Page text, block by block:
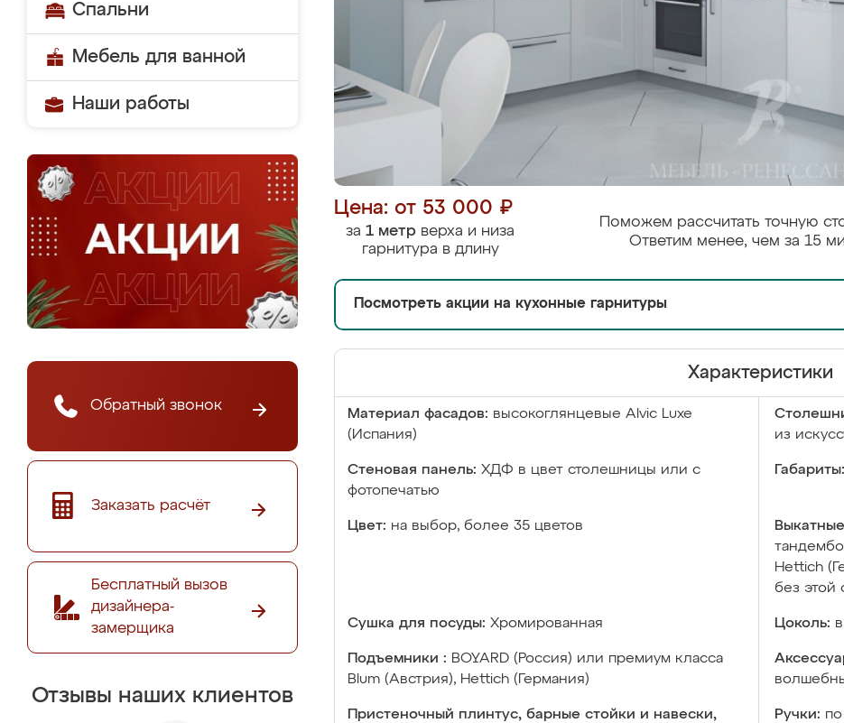
Спальни
Мебель для ванной
Наши работы
Обратный звонок
Заказать расчёт
Бесплатный вызов
дизайнера-
замерщика
Отзывы наших клиентов
Цена: от 53 000 ₽
за 1 метр верха и низа
гарнитура в длину
Поможем рассчитать точную
Ответим менее, чем за 15
Посмотреть акции на кухонные гарнитуры
Характеристики
Материал фасадов: высокоглянцевые Аlvic Luxe
(Испания)
из
Стеновая панель: ХДФ в цвет столешницы или с
фотопечатью
Габариты:
Цвет: на выбор, более 35 цветов
Hettich
без этой
Сушка для посуды: Хромированная Цоколь:
Подъемники : BOYARD (Россия) или премиум класса
Blum (Австрия), Hettich (Германия)
Пристеночный плинтус, барные стойки и навески,
Ручки: по